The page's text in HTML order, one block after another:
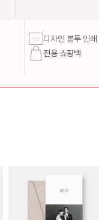
디자인 봉투 인쇄
전용 쇼핑백